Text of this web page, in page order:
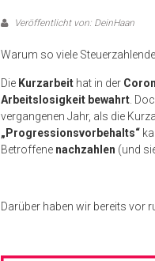
Veröffentlicht von: DeinHaan
Warum so viele
Die Kurzarbeit hat in der
Arbeitslosigkeit bewahrt .
vergangenen Jahr, als die
„Progressionsvorbehalts“
Betroffene nachzahlen (und
Darüber haben wir bereits vor